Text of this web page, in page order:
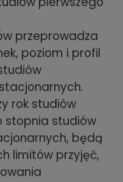
przeprowadza
poziom i profil
rok studiów
stopnia studiów
będą
limitów przyjęć,